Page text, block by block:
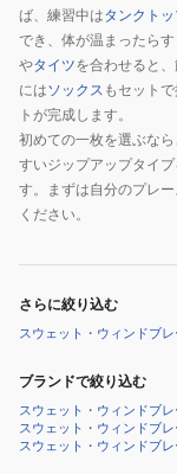
ば、練習中はタンクト
でき、体が温まったら
やタイツを合わせると
にはソックス もセット
トが完成します。
初めての一枚を選ぶな
すいジップアップタイ
す。まずは自分のプレ
ください。
さらに絞り込む
スウェット・ウィンドブ
ブランドで絞り込む
スウェット・ウィンドブ
スウェット・ウィンドブ
スウェット・ウィンドブ